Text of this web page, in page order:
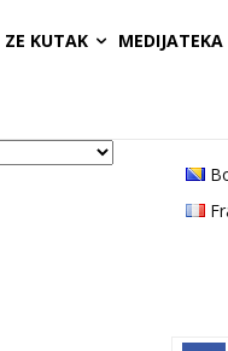
ZE KUTAK MEDIJATEKA